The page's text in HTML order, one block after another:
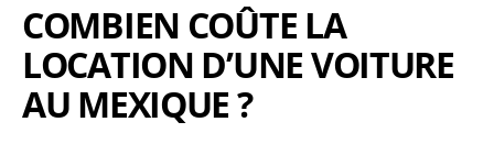
COMBIEN COÛTE LA
LOCATION D’UNE VOITURE
AU MEXIQUE ?